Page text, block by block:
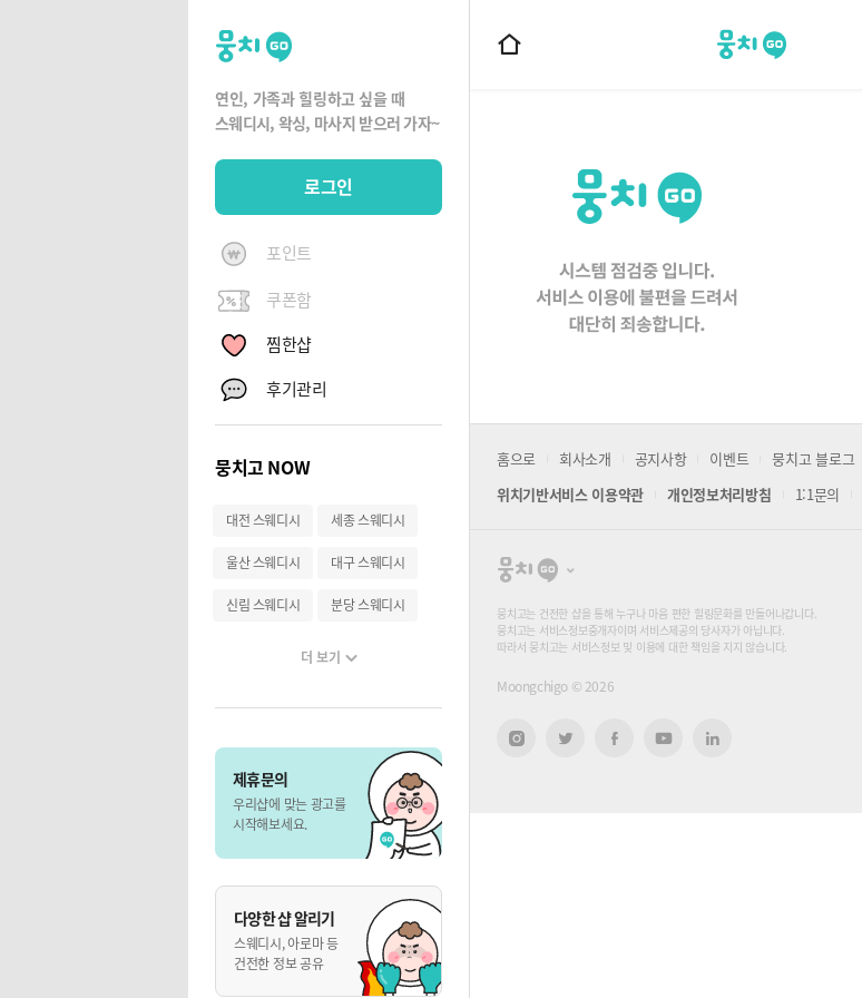
뭉
치
고
연인, 가족과 힐링하고 싶을 때
스웨디시, 왁싱, 마사지 받으러 가자~
로그인
포인트
쿠폰함
찜한샵
후기관리
뭉치고 NOW
대전 스웨디시 세종 스웨디시
울산 스웨디시 대구 스웨디시
신림 스웨디시 분당 스웨디시
더 보기
제휴문의
우리샵에 맞는 광고를
시작해보세요.
다양한 샵 알리기
스웨디시, 아로마 등
건전한 정보 공유
뭉치고
홈
홈으로 회사소개 공지사항 이벤트 뭉치고 블로그
위치기반서비스 이용약관
개인정보처리방침 1:1문의
뭉
고
뭉치고는 건전한 샵을 통해 누구나 마음 편한 힐링문화를 만들어나갑니다.
뭉치고는 서비스정보중개자이며 서비스제공의 당사자가 아닙니다.
따라서 뭉치고는 서비스정보 및 이용에 대한 책임을 지지 않습니다.
Moongchigo © 2026